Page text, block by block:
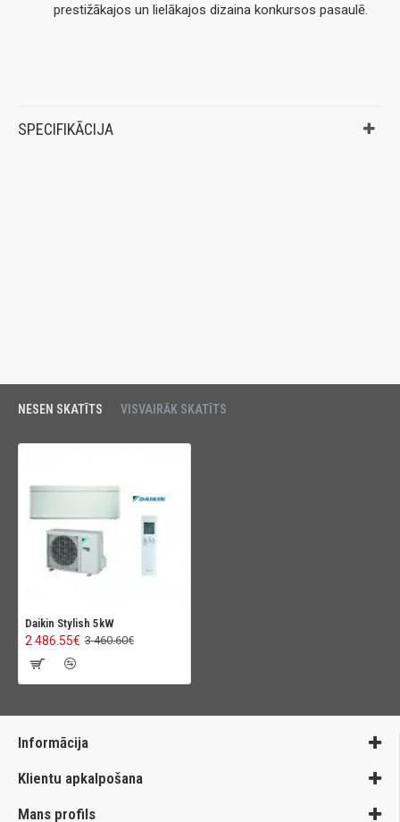
prestižākajos un lielākajos dizaina konkursos pasaulē.
SPECIFIKĀCIJA
NESEN SKATĪTS VISVAIRĀK SKATĪTS
Daikin Stylish 5kW
2 486.55€ 3 460.60€
Informācija
Klientu apkalpošana
Mans profils